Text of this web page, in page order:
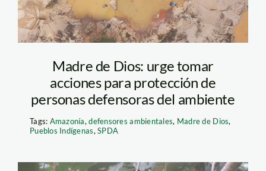
Madre de Dios: urge tomar
acciones para protección de
personas defensoras del ambiente
Tags: Amazonía,defensores ambientales, Madre de Dios,
Pueblos Indígenas,SPDA